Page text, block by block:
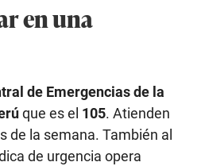
en una
de Emergencias de la
que es el 105. Atienden
de la semana. También al
de urgencia opera